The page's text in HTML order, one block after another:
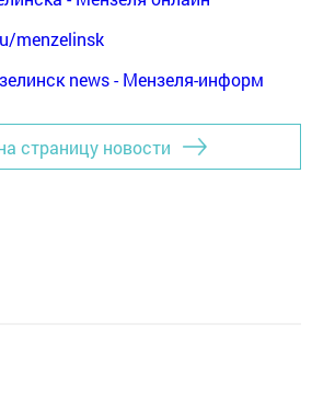
menzelinsk
news - Мензеля-информ
страницу новости